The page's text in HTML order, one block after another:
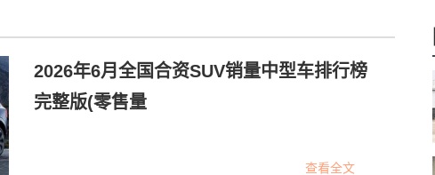
2026年6月全国合资SUV销量中型车排行榜
完整版(零售量
查看全文